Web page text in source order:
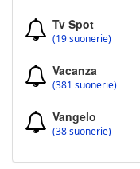
Tv Spot
(19 suonerie)
Vacanza
(381 suonerie)
Vangelo
(38 suonerie)